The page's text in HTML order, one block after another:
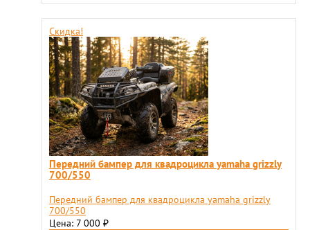
Скидка!
Передний бампер для квадроцикла yamaha grizzly
700/550
Передний бампер для квадроцикла yamaha grizzly
700/550
Цена: 7 000 ₽